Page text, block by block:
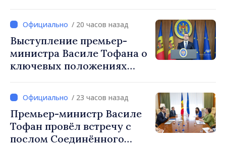
снижение налоговой
нагрузки на труд,
стимулирование
инвестиций и более
справедливое
/ 20 часов назад
Выступление премьер-
министра Василе Тофана о
ключевых положениях
2027 год
/ 23 часов назад
Премьер-министр Василе
Тофан провёл встречу с
послом Соединённого